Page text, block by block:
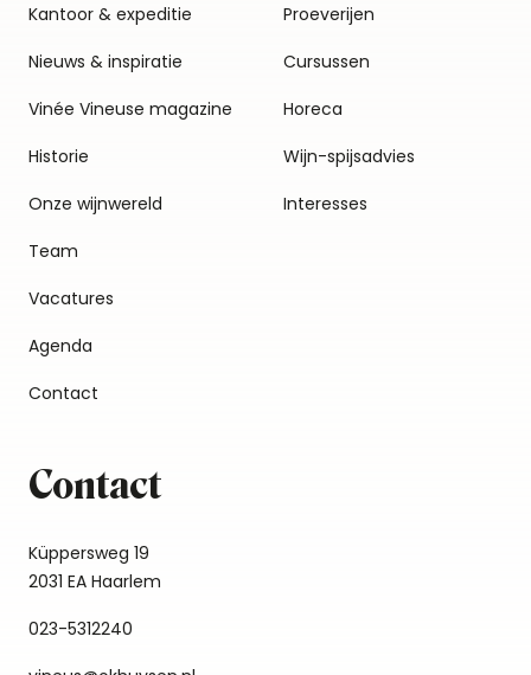
Kantoor & expeditie
Nieuws & inspiratie
Vinée Vineuse magazine
Historie
Onze wijnwereld
Team
Vacatures
Agenda
Contact
Proeverijen
Cursussen
Horeca
Wijn-spijsadvies
Interesses
Contact
Küppersweg 19
2031 EA Haarlem
023-5312240